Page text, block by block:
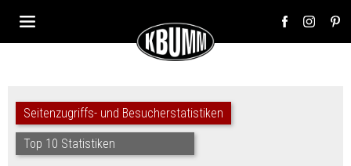
Seitenzugriffs- und Besucherstatistiken
Top 10 Statistiken